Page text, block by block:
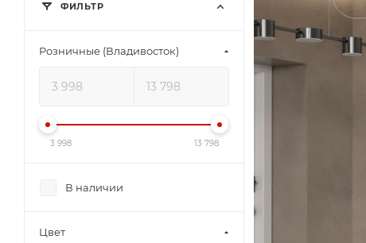
ФИЛЬТР
Розничные (Владивосток)
3 998 13 798
В наличии
Цвет